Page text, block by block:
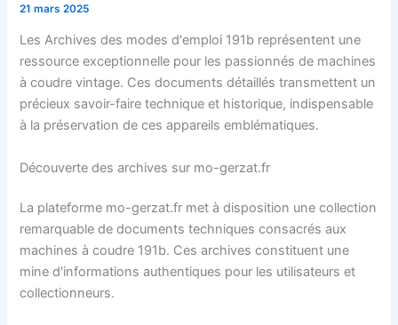
21 mars 2025
Les Archives des modes d'emploi 191b représentent une
ressource exceptionnelle pour les passionnés de machines
à coudre vintage. Ces documents détaillés transmettent un
précieux savoir-faire technique et historique, indispensable
à la préservation de ces appareils emblématiques.
Découverte des archives sur mo-gerzat.fr
La plateforme mo-gerzat.fr met à disposition une collection
remarquable de documents techniques consacrés aux
machines à coudre 191b. Ces archives constituent une
mine d'informations authentiques pour les utilisateurs et
collectionneurs.